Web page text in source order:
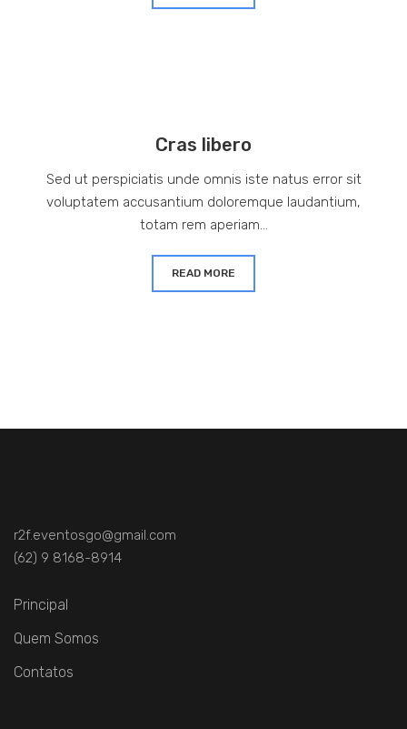
Cras libero
Sed ut perspiciatis unde omnis iste natus error sit
voluptatem accusantium doloremque laudantium,
totam rem aperiam...
READ MORE
r2f.eventosgo@gmail.com
(62) 9 8168-8914
Principal
Quem Somos
Contatos